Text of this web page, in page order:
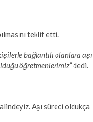
teklif etti.
bağlantılı olanlara aşı
öğretmenlerimiz”dedi.
Aşı süreci oldukça